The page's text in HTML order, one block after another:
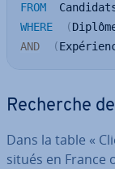
FROM
WHERE
(
AND
(
Recherche
Dans la table «
situés en France